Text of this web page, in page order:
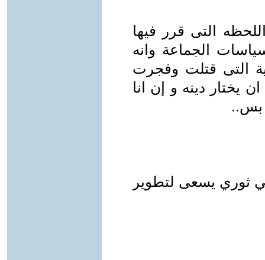
وفى اللحظه التى قرر فيها
الجماعة وانه
التى قتلت وفجرت
يختار دينه و إن انا
بس..
ثوري يسعى لتطوير